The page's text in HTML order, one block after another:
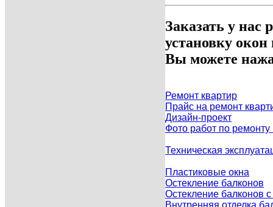
Заказать у нас
установку
Вы можете
Ремонт квартир
Прайс на ремонт
Дизайн-проект
Фото работ по ремонту
Техническая
Пластиковые окна
Остекление балконов
Остекление балконов